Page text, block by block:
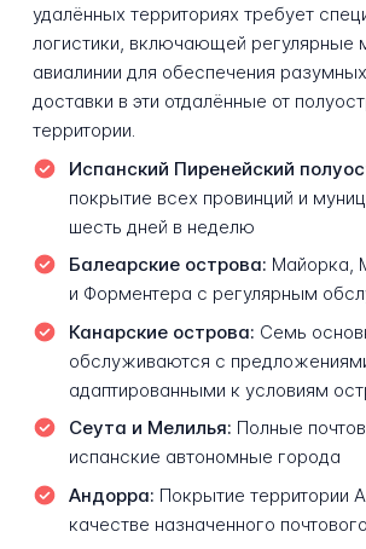
удалённых территориях требует
логистики, включающей регулярные
авиалинии для обеспечения
доставки в эти отдалённые от
территории.
Испанский Пиренейский
покрытие всех провинций и
шесть дней в неделю
Балеарские острова: Майорка,
и Форментера с регулярным
Канарские острова: Семь
обслуживаются с
адаптированными к условиям
Сеута и Мелилья: Полные
испанские автономные города
Андорра: Покрытие территории
качестве назначенного